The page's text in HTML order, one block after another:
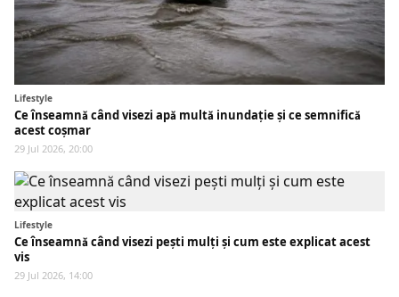
Lifestyle
Ce înseamnă când visezi apă multă inundație și ce semnifică
acest coșmar
29 Jul 2026, 20:00
Lifestyle
Ce înseamnă când visezi pești mulți și cum este explicat acest
vis
29 Jul 2026, 14:00